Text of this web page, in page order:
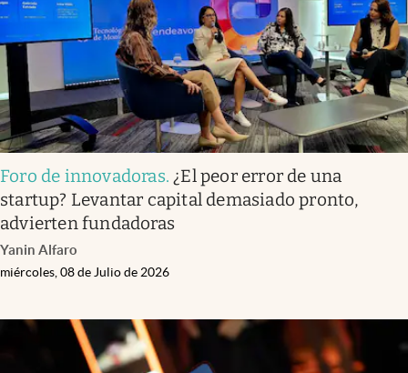
Foro de innovadoras. ¿El peor error de una
startup? Levantar capital demasiado pronto,
advierten fundadoras
Yanin Alfaro
miércoles, 08 de Julio de 2026